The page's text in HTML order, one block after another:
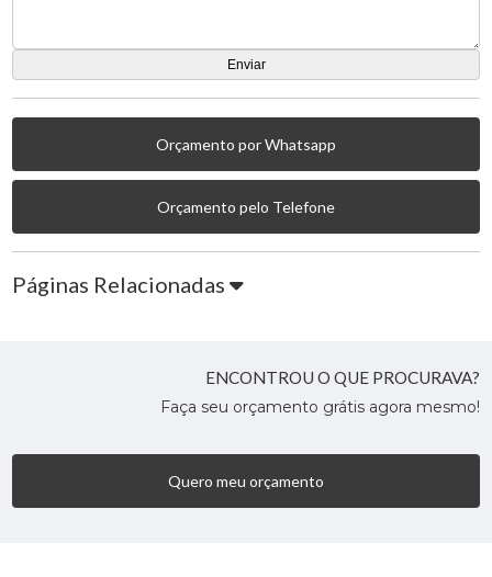
Orçamento por Whatsapp
Orçamento pelo Telefone
Páginas Relacionadas
ENCONTROU O QUE PROCURAVA?
Faça seu orçamento grátis agora mesmo!
Quero meu orçamento